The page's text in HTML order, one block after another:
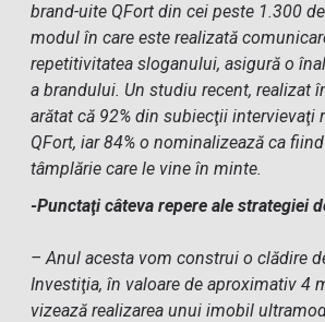
brand-uite QFort din cei peste 1.300
modul în care este realizată
repetitivitatea sloganului, asigură o
a brandului. Un studiu recent, realizat
arătat că 92% din subiecţii intervievaţi
QFort, iar 84% o nominalizează ca
tâmplărie care le vine în minte.
-Punctaţi câteva repere ale strategiei
– Anul acesta vom construi o clădire
Investiţia, în valoare de aproximativ 4
vizează realizarea unui imobil